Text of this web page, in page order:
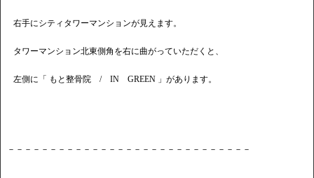
右手にシティタワーマンションが見えます。
タワーマンション北東側角を右に曲がっていただくと、
左側に「 もと整骨院 / IN GREEN 」があります。
－－－－－－－－－－－－－－－－－－－－－－－－－－－－－